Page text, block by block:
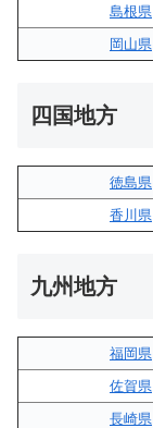
島根県
岡山県
四国地方
徳島県
香川県
九州地方
福岡県
佐賀県
長崎県